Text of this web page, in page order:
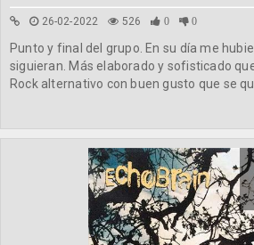
26-02-2022 526 0 0
Punto y final del grupo. En su día me
siguieran. Más elaborado y sofisticado
Rock alternativo con buen gusto que se